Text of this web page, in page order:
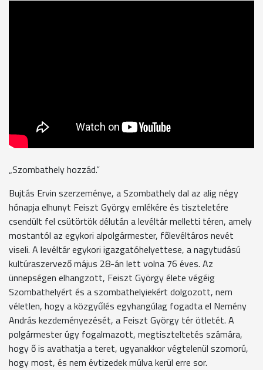
„Szombathely hozzád.”
Bujtás Ervin szerzeménye, a Szombathely dal az alig négy
hónapja elhunyt Feiszt György emlékére és tiszteletére
csendült fel csütörtök délután a levéltár melletti téren, amely
mostantól az egykori alpolgármester, főlevéltáros nevét
viseli. A levéltár egykori igazgatóhelyettese, a nagytudású
kultúraszervező május 28-án lett volna 76 éves. Az
ünnepségen elhangzott, Feiszt György élete végéig
Szombathelyért és a szombathelyiekért dolgozott, nem
véletlen, hogy a közgyűlés egyhangúlag fogadta el Nemény
András kezdeményezését, a Feiszt György tér ötletét. A
polgármester úgy fogalmazott, megtiszteltetés számára,
hogy ő is avathatja a teret, ugyanakkor végtelenül szomorú,
hogy most, és nem évtizedek múlva kerül erre sor.